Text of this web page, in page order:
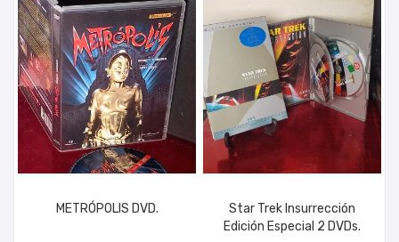
METRÓPOLIS DVD.
Star Trek Insurrección
Edición Especial 2 DVDs.